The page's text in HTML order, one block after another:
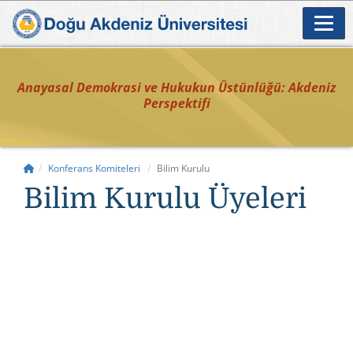
Anayasal Demokrasi ve Hukukun Üstünlüğü: Akdeniz
Perspektifi
Konferans Komiteleri Bilim Kurulu
Bilim Kurulu Üyeleri